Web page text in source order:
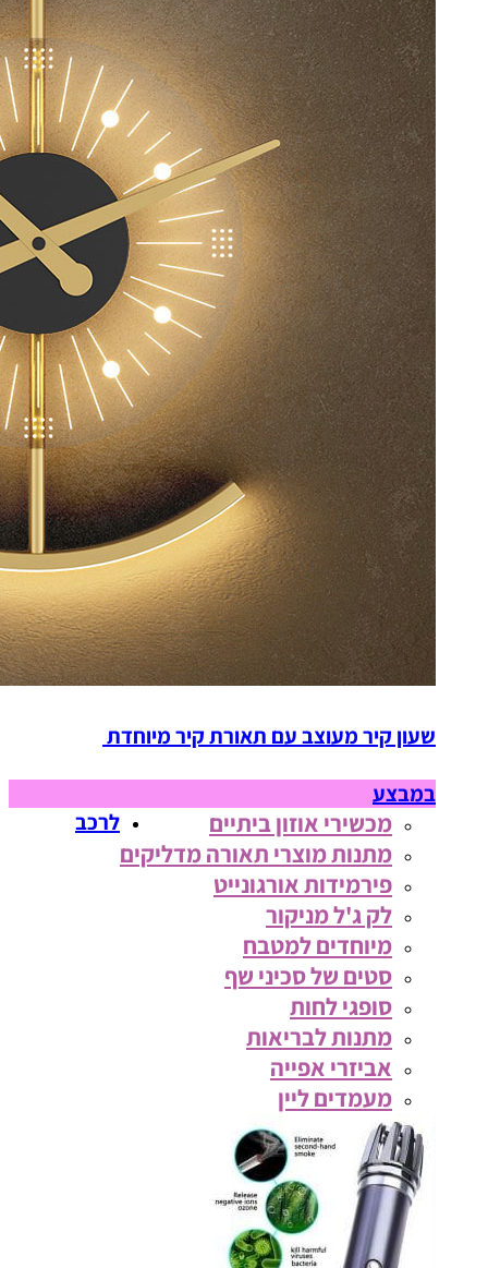
שעון קיר מעוצב עם תאורת קיר מיוחדת
במבצע
מכשירי אוזון ביתיים
מתנות מוצרי תאורה מדליקים
פירמידות אורגונייט
לק ג'ל מניקור
מיוחדים למטבח
סטים של סכיני שף
סופגי לחות
מתנות לבריאות
אביזרי אפייה
מעמדים ליין
לרכב